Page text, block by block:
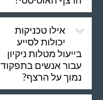
אילו טכניקות
יכולות לסייע
בייעול מטלות ניקיון
עבור אנשים בתפקוד
נמוך על הרצף?